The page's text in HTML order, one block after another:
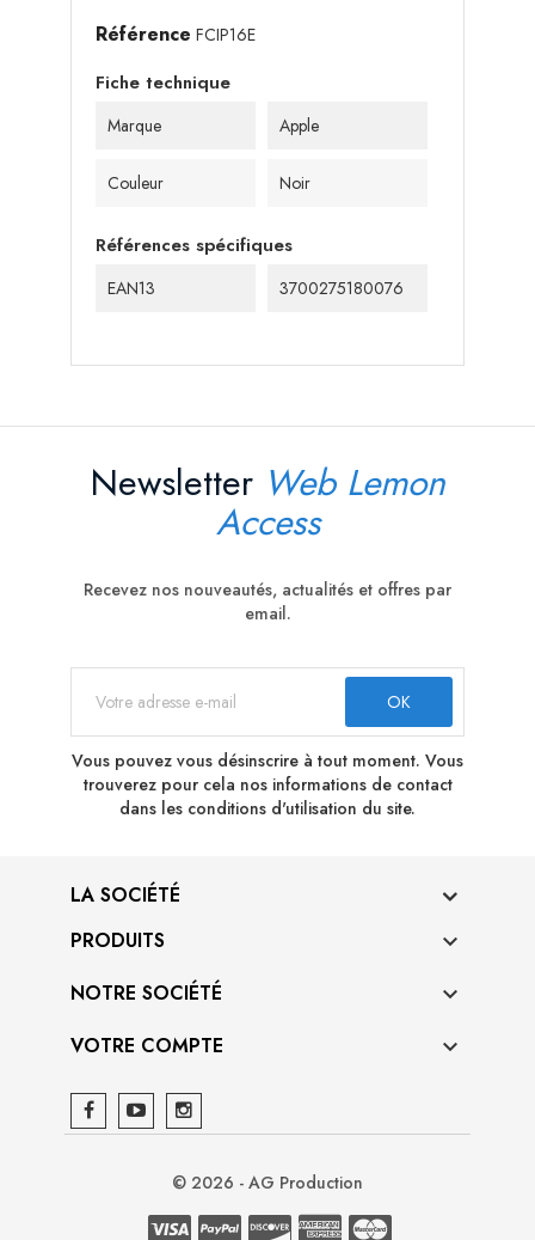
Référence FCIP16E
Fiche technique
Marque Apple
Couleur Noir
Références spécifiques
EAN13 3700275180076
Newsletter Web Lemon
Access
Recevez nos nouveautés, actualités et offres par
email.
Vous pouvez vous désinscrire à tout moment. Vous
trouverez pour cela nos informations de contact
dans les conditions d'utilisation du site.
LA SOCIÉTÉ
PRODUITS

NOTRE SOCIÉTÉ 
VOTRE COMPTE 
© 2026 - AG Production